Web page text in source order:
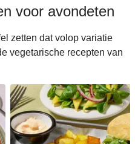
voor avondeten
zetten dat volop variatie
vegetarische recepten van